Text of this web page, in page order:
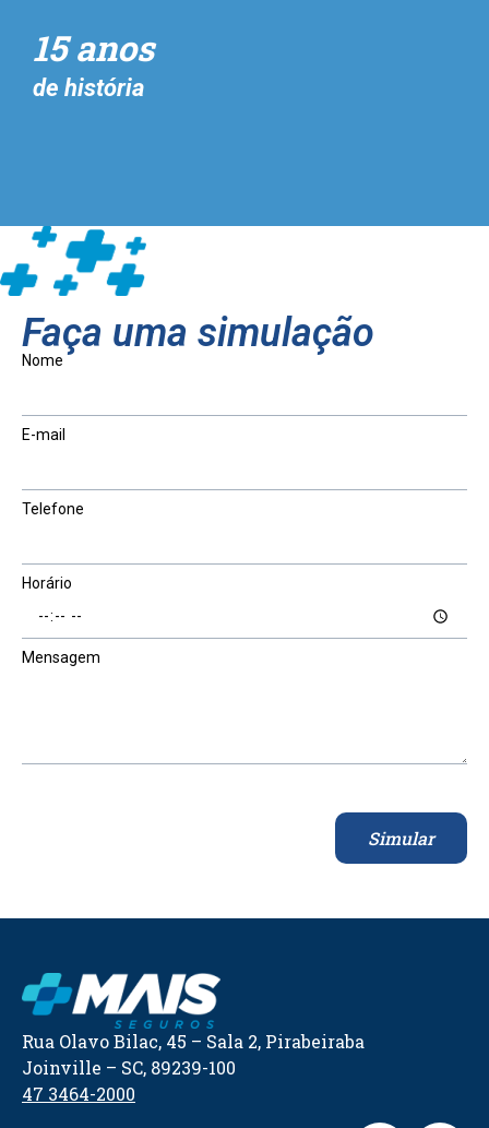
15 anos
de história
Faça uma simulação
Nome
E-mail
Telefone
Horário
Mensagem
Simular
Rua Olavo Bilac, 45 – Sala 2, Pirabeiraba
Joinville – SC, 89239-100
47 3464-2000